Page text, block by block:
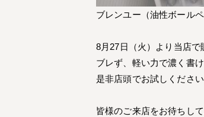
ブレンユー（油性ボールペ
8月27日（火）より当店で
ブレず、軽い力で濃く書
是非店頭でお試しください
皆様のご来店をお待ちして